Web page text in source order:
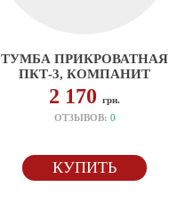
ТУМБА ПРИКРОВАТНАЯ
ПКТ-3, КОМПАНИТ
2 170грн.
ОТЗЫВОВ: 0
КУПИТЬ